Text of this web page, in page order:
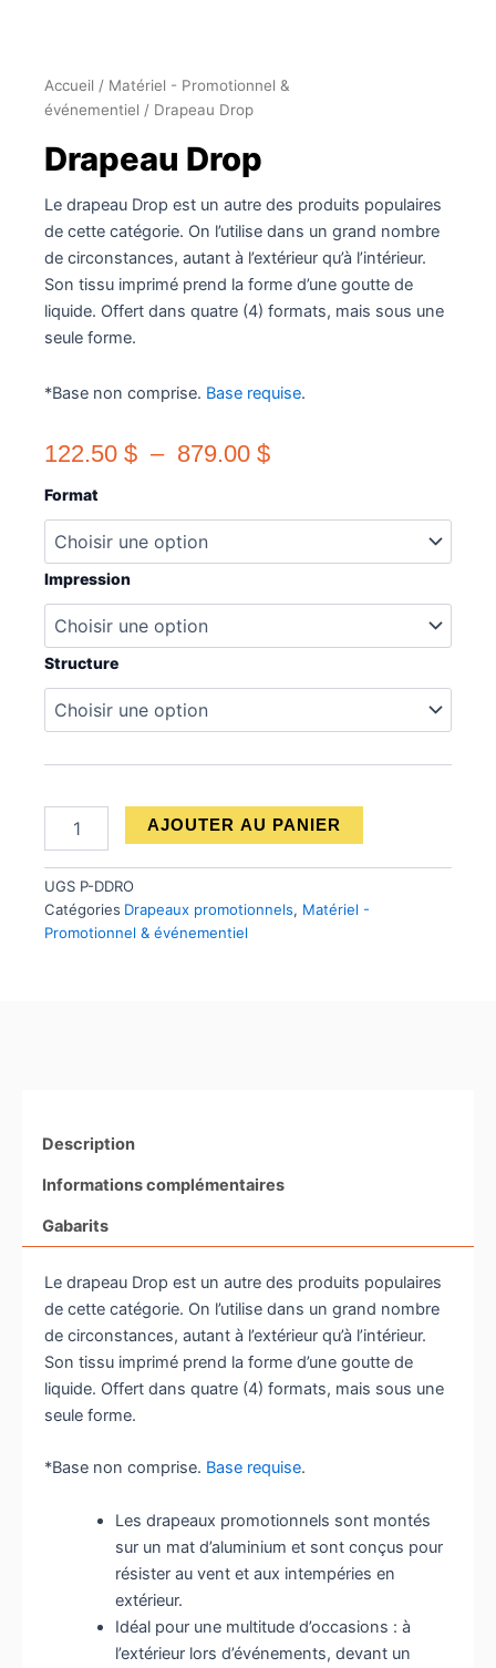
Accueil / Matériel - Promotionnel &
événementiel / Drapeau Drop
Drapeau Drop
Le drapeau Drop est un autre des produits populaires
de cette catégorie. On l’utilise dans un grand nombre
de circonstances, autant à l’extérieur qu’à l’intérieur.
Son tissu imprimé prend la forme d’une goutte de
liquide. Offert dans quatre (4) formats, mais sous une
seule forme.
*Base non comprise. Base requise.
122.50 $ – 879.00 $Plage
122.50 $
à
879.00 $
Format
Impression
Structure
quantité
Drapeau
AJOUTER AU PANIER
UGS P-DDRO
Catégories Drapeaux promotionnels, Matériel -
Promotionnel & événementiel
Description
Informations complémentaires
Gabarits
Le drapeau Drop est un autre des produits populaires
de cette catégorie. On l’utilise dans un grand nombre
de circonstances, autant à l’extérieur qu’à l’intérieur.
Son tissu imprimé prend la forme d’une goutte de
liquide. Offert dans quatre (4) formats, mais sous une
seule forme.
*Base non comprise. Base requise.
Les drapeaux promotionnels sont montés
sur un mat d’aluminium et sont conçus pour
résister au vent et aux intempéries en
extérieur.
Idéal pour une multitude d’occasions : à
l’extérieur lors d’événements, devant un